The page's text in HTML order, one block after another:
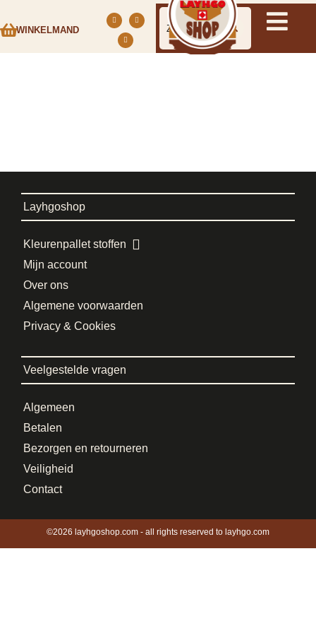
WINKELMAND
Layhgoshop
Kleurenpallet stoffen
Mijn account
Over ons
Algemene voorwaarden
Privacy & Cookies
Veelgestelde vragen
Algemeen
Betalen
Bezorgen en retourneren
Veiligheid
Contact
©2026 layhgoshop.com - all rights reserved to layhgo.com